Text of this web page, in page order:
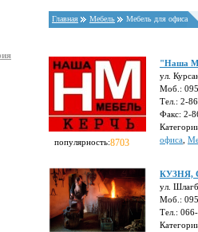
Главная Мебель Мебель для офиса
популярность:8703
"Наша
ул.
Моб.:
Тел.: 2-
Факс: 2-
офиса
КУЗНЯ,
ул.
Моб.:
Тел.: